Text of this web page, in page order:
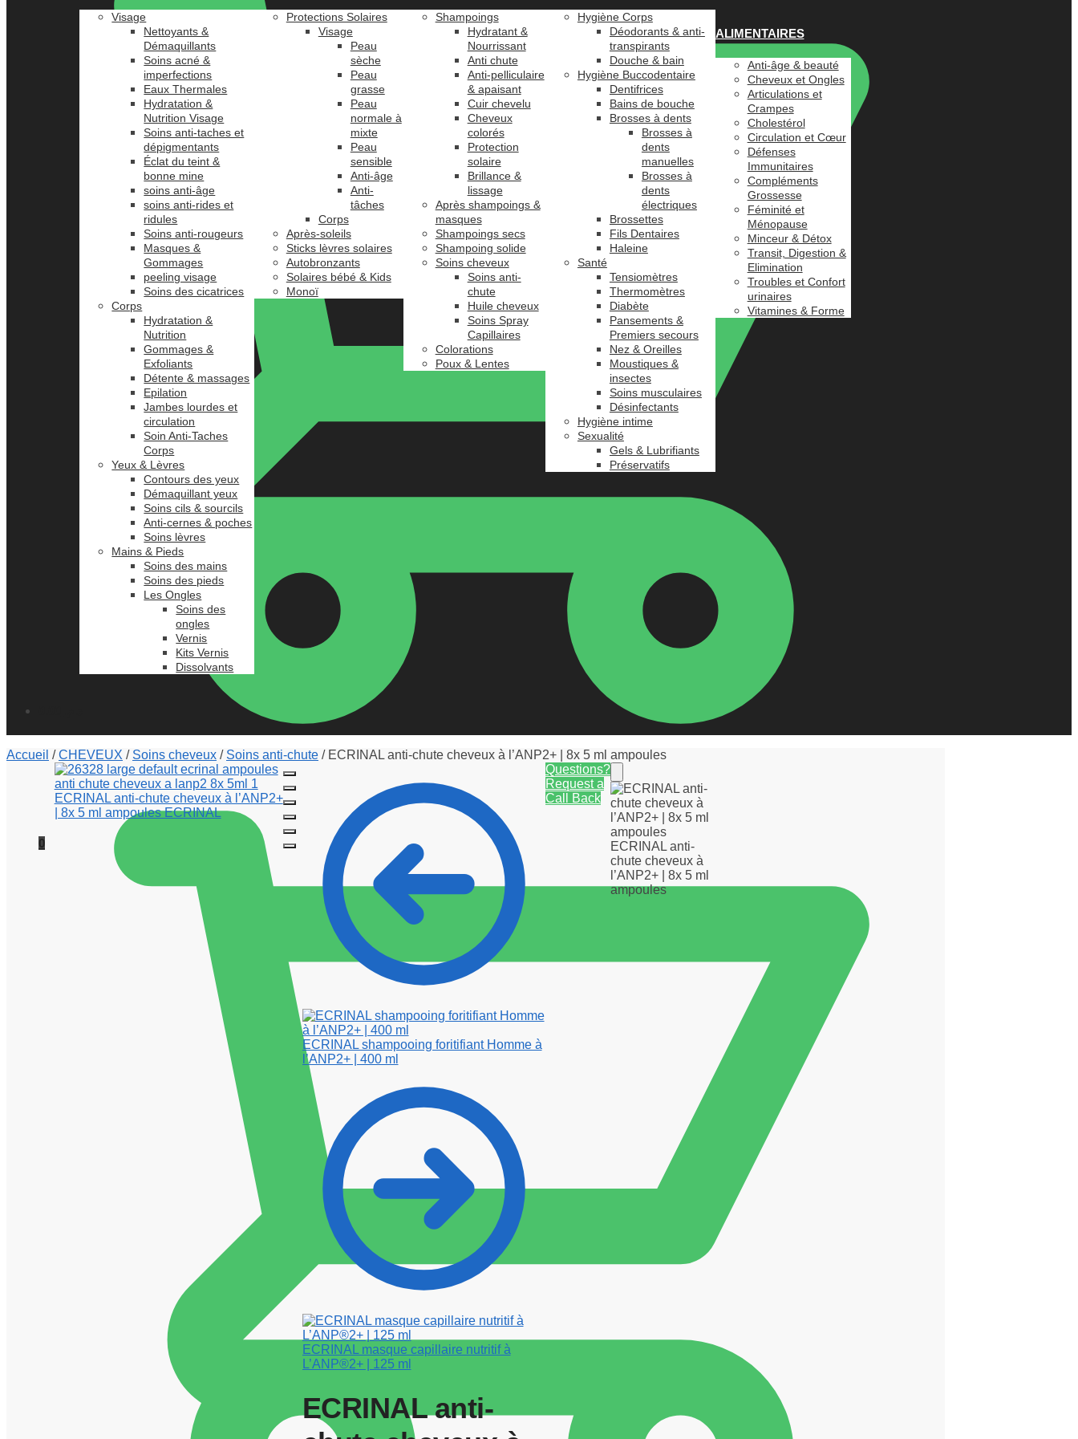
0
Visage
Nettoyants &
Démaquillants
Soins acné &
imperfections
Eaux Thermales
Hydratation &
Nutrition Visage
Soins anti-taches et
dépigmentants
Éclat du teint &
bonne mine
soins anti-âge
soins anti-rides et
ridules
Soins anti-rougeurs
Masques &
Gommages
peeling visage
Soins des cicatrices
Corps
Hydratation &
Nutrition
Gommages &
Exfoliants
Détente & massages
Epilation
Jambes lourdes et
circulation
Soin Anti-Taches
Corps
Yeux & Lèvres
Contours des yeux
Démaquillant yeux
Soins cils & sourcils
Anti-cernes & poches
Soins lèvres
Mains & Pieds
Soins des mains
Soins des pieds
Les Ongles
Soins des
ongles
Vernis
Kits Vernis
Dissolvants
Protections Solaires
Visage
Peau
sèche
Peau
grasse
Peau
normale à
mixte
Peau
sensible
Anti-âge
Anti-
tâches
Corps
Après-soleils
Sticks lèvres solaires
Autobronzants
Solaires bébé & Kids
Monoï
Shampoings
Hydratant &
Nourrissant
Anti chute
Anti-pelliculaire
& apaisant
Cuir chevelu
Cheveux
colorés
Protection
solaire
Brillance &
lissage
Après shampoings &
masques
Shampoings secs
Shampoing solide
Soins cheveux
Soins anti-
chute
Huile cheveux
Soins Spray
Capillaires
Colorations
Poux & Lentes
Hygiène Corps
Déodorants & anti-
transpirants
Douche & bain
Hygiène Buccodentaire
Dentifrices
Bains de bouche
Brosses à dents
Brosses à
dents
manuelles
Brosses à
dents
électriques
Brossettes
Fils Dentaires
Haleine
Santé
Tensiomètres
Thermomètres
Diabète
Pansements &
Premiers secours
Nez & Oreilles
Moustiques &
insectes
Soins musculaires
Désinfectants
Hygiène intime
Sexualité
Gels & Lubrifiants
Préservatifs
ALIMENTAIRES
Anti-âge & beauté
Cheveux et Ongles
Articulations et
Crampes
Cholestérol
Circulation et Cœur
Défenses
Immunitaires
Compléments
Grossesse
Féminité et
Ménopause
Minceur & Détox
Transit, Digestion &
Elimination
Troubles et Confort
urinaires
Vitamines & Forme
Accueil /CHEVEUX / Soins cheveux / Soins anti-chute / ECRINAL anti-chute cheveux à l’ANP2+ | 8x 5 ml ampoules
ECRINAL shampooing foritifiant Homme à
l’ANP2+ | 400 ml
ECRINAL masque capillaire nutritif à
L’ANP®2+ | 125 ml
ECRINAL anti-
Questions?
Request a
Call Back
ECRINAL anti-
chute cheveux à
l’ANP2+ | 8x 5 ml
ampoules